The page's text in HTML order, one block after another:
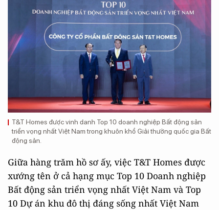
T&T Homes được vinh danh Top 10 doanh nghiệp Bất động sản
triển vọng nhất Việt Nam trong khuôn khổ Giải thưởng quốc gia Bất
động sản.
Giữa hàng trăm hồ sơ ấy, việc T&T Homes được
xướng tên ở cả hạng mục Top 10 Doanh nghiệp
Bất động sản triển vọng nhất Việt Nam và Top
10 Dự án khu đô thị đáng sống nhất Việt Nam